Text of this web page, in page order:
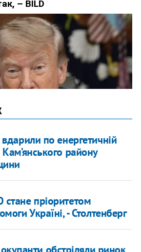
по енергетичній
Кам’янського району
пріоритетом
Україні, - Столтенберг